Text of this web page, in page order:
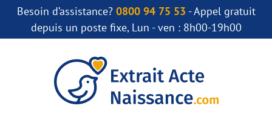
Besoin d’assistance? 0800 94 75 53 - Appel gratuit
depuis un poste fixe, Lun - ven : 8h00-19h00